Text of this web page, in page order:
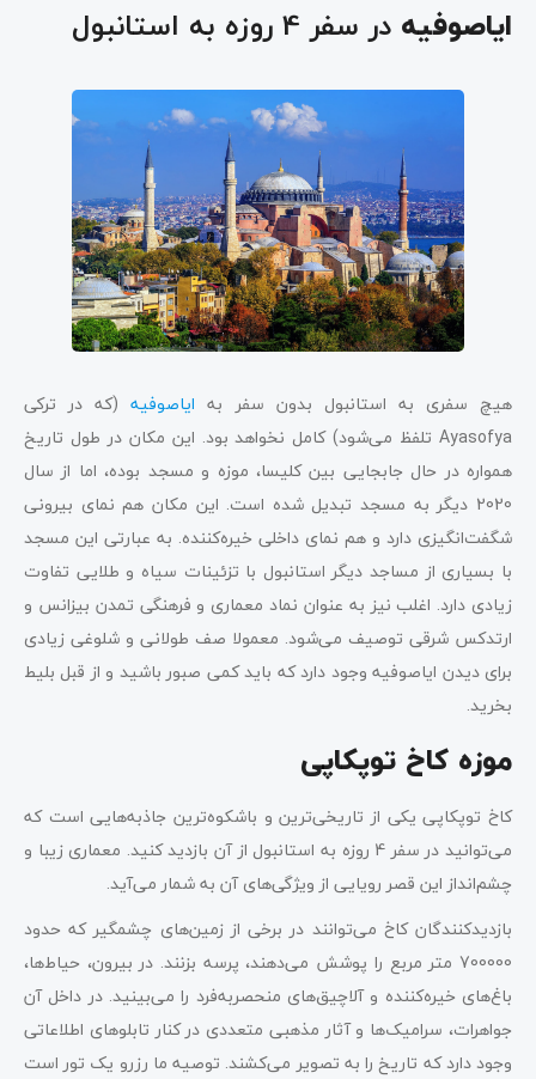
ایاصوفیه در سفر 4 روزه به استانبول
هیچ سفری به استانبول بدون سفر بهایاصوفیه(که در ترکی
Ayasofya تلفظ می‌شود) کامل نخواهد بود. این مکان در طول تاریخ
همواره در حال جابجایی بین کلیسا، موزه و مسجد بوده، اما از سال
2020 دیگر به مسجد تبدیل شده است. این مکان هم نمای بیرونی
شگفت‌انگیزی دارد و هم نمای داخلی خیره‌کننده. به عبارتی این مسجد
با بسیاری از مساجد دیگر استانبول با تزئینات سیاه و طلایی تفاوت
زیادی دارد. اغلب نیز به عنوان نماد معماری و فرهنگی تمدن بیزانس و
ارتدکس شرقی توصیف می‌شود. معمولا صف طولانی و شلوغی زیادی
برای دیدن ایاصوفیه وجود دارد که باید کمی صبور باشید و از قبل بلیط
بخرید.
موزه کاخ توپکاپی
کاخ توپکاپی یکی از تاریخی‌ترین و باشکوه‌ترین جاذبه‌هایی است که
می‌توانید در سفر 4 روزه به استانبول از آن بازدید کنید. معماری زیبا و
چشم‌انداز این قصر رویایی از ویژگی‌های آن به شمار می‌آید.
بازدیدکنندگان کاخ می‌توانند در برخی از زمین‌های چشمگیر که حدود
700000 متر مربع را پوشش می‌دهند، پرسه بزنند. در بیرون، حیاط‌ها،
باغ‌های خیره‌کننده و آلاچیق‌های منحصربه‌فرد را می‌بینید. در داخل آن
جواهرات، سرامیک‌ها و آثار مذهبی متعددی در کنار تابلوهای اطلاعاتی
وجود دارد که تاریخ را به تصویر می‌کشند. توصیه ما رزرو یک تور است